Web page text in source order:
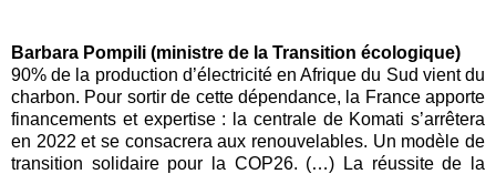
Barbara Pompili (ministre de la Transition écologique)
90% de la production d’électricité en Afrique du Sud vient du
charbon. Pour sortir de cette dépendance, la France apporte
financements et expertise : la centrale de Komati s’arrêtera
en 2022 et se consacrera aux renouvelables. Un modèle de
transition solidaire pour la COP26. (…) La réussite de la